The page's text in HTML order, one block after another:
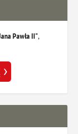
Pawła II",